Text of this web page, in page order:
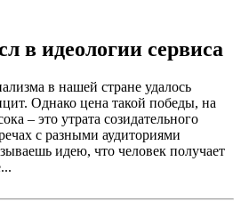
в идеологии сервиса
в нашей стране удалось
Однако цена такой победы, на
– это утрата созидательного
с разными аудиториями
идею, что человек получает